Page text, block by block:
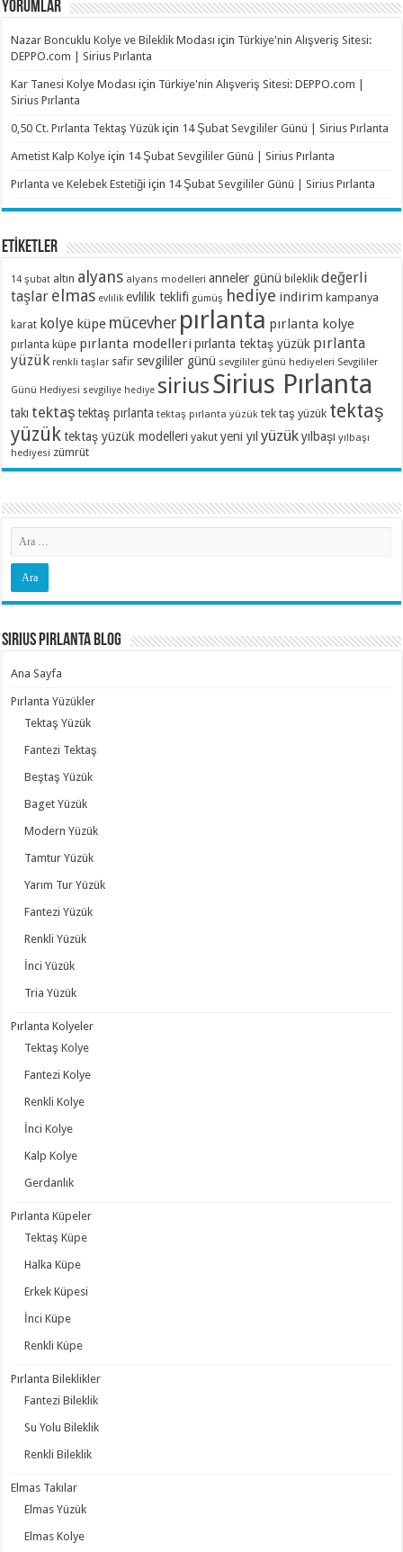
YORUMLAR
Nazar Boncuklu Kolye ve Bileklik Modası için Türkiye'nin Alışveriş Sitesi:
DEPPO.com | Sirius Pırlanta
Kar Tanesi Kolye Modası için Türkiye'nin Alışveriş Sitesi: DEPPO.com |
Sirius Pırlanta
0,50 Ct. Pırlanta Tektaş Yüzük için 14 Şubat Sevgililer Günü | Sirius Pırlanta
Ametist Kalp Kolye için 14 Şubat Sevgililer Günü | Sirius Pırlanta
Pırlanta ve Kelebek Estetiği için 14 Şubat Sevgililer Günü | Sirius Pırlanta
ETİKETLER
14 şubat altın alyans alyans modelleri anneler günü bileklik değerli
taşlar elmas evlilik evlilik teklifi gümüş hediye indirim kampanya
karat kolye küpe mücevher pırlanta pırlanta kolye
pırlanta küpe pırlanta modelleri pırlanta tektaş yüzük pırlanta
yüzük renkli taşlar safir sevgililer günü sevgililer günü hediyeleri Sevgililer
Günü Hediyesi sevgiliye hediye siriusSirius Pırlanta
takı tektaş tektaş pırlanta tektaş pırlanta yüzük tek taş yüzük tektaş
yüzük tektaş yüzük modelleri yakut yeni yıl yüzük yılbaşı yılbaşı
hediyesi zümrüt
Sirius Pırlanta Blog
Ana Sayfa
Pırlanta Yüzükler
Tektaş Yüzük
Fantezi Tektaş
Beştaş Yüzük
Baget Yüzük
Modern Yüzük
Tamtur Yüzük
Yarım Tur Yüzük
Fantezi Yüzük
Renkli Yüzük
İnci Yüzük
Tria Yüzük
Pırlanta Kolyeler
Tektaş Kolye
Fantezi Kolye
Renkli Kolye
İnci Kolye
Kalp Kolye
Gerdanlık
Pırlanta Küpeler
Tektaş Küpe
Halka Küpe
Erkek Küpesi
İnci Küpe
Renkli Küpe
Pırlanta Bileklikler
Fantezi Bileklik
Su Yolu Bileklik
Renkli Bileklik
Elmas Takılar
Elmas Yüzük
Elmas Kolye